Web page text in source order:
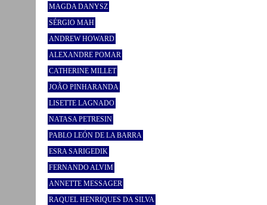
MAGDA DANYSZ
SÉRGIO MAH
ANDREW HOWARD
ALEXANDRE POMAR
CATHERINE MILLET
JOÃO PINHARANDA
LISETTE LAGNADO
NATASA PETRESIN
PABLO LEÓN DE LA BARRA
ESRA SARIGEDIK
FERNANDO ALVIM
ANNETTE MESSAGER
RAQUEL HENRIQUES DA SILVA